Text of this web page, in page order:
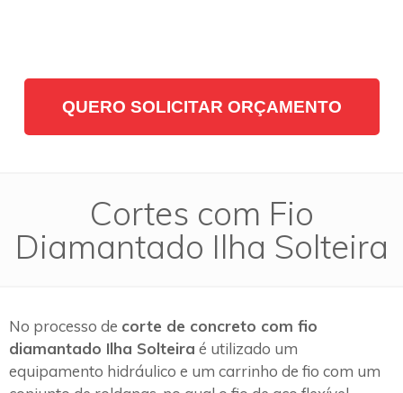
QUERO SOLICITAR ORÇAMENTO
Cortes com Fio
Diamantado Ilha Solteira
No processo de corte de concreto com fio
diamantado Ilha Solteira é utilizado um
equipamento hidráulico e um carrinho de fio com um